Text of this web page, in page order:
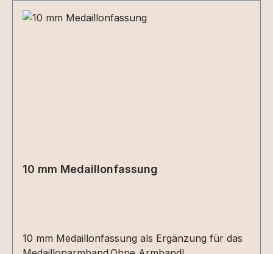
10 mm Medaillonfassung
10 mm Medaillonfassung als Ergänzung für das